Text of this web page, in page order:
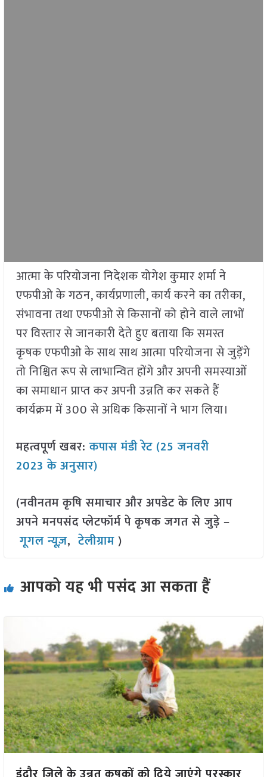
आत्मा के परियोजना निदेशक योगेश कुमार शर्मा ने
एफपीओ के गठन, कार्यप्रणाली, कार्य करने का तरीका,
संभावना तथा एफपीओ से किसानों को होने वाले लाभों
पर विस्तार से जानकारी देते हुए बताया कि समस्त
कृषक एफपीओ के साथ साथ आत्मा परियोजना से जुड़ेंगे
तो निश्चित रूप से लाभान्वित होंगे और अपनी समस्याओं
का समाधान प्राप्त कर अपनी उन्नति कर सकते हैं
कार्यक्रम में 300 से अधिक किसानों ने भाग लिया।
महत्वपूर्ण खबर:कपास मंडी रेट (25 जनवरी
2023 के अनुसार)
(नवीनतम कृषि समाचार और अपडेट के लिए आप
अपने मनपसंद प्लेटफॉर्म पे कृषक जगत से जुड़े –
गूगल न्यूज़,टेलीग्राम )
आपको यह भी पसंद आ सकता हैं